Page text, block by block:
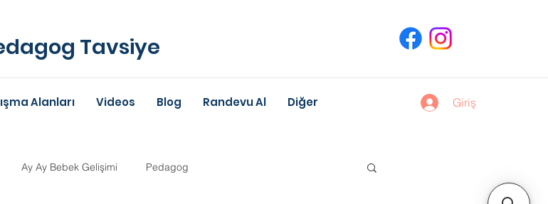
Tavsiye
Alanları Videos Blog Randevu Al Diğer Giriş
Ay Ay Bebek Gelişimi Pedagog